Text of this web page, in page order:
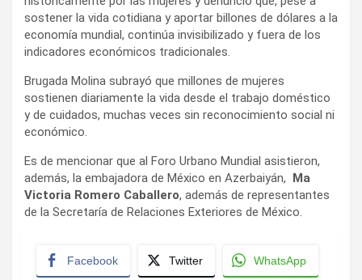
sostener la vida cotidiana y aportar billones de dólares a la
economía mundial, continúa invisibilizado y fuera de los
indicadores económicos tradicionales.
Brugada Molina subrayó que millones de mujeres
sostienen diariamente la vida desde el trabajo doméstico
y de cuidados, muchas veces sin reconocimiento social ni
económico.
Es de mencionar que al Foro Urbano Mundial asistieron,
además, la embajadora de México en Azerbaiyán, Ma
Victoria Romero Caballero, además de representantes
de la Secretaría de Relaciones Exteriores de México.
Facebook Twitter WhatsApp